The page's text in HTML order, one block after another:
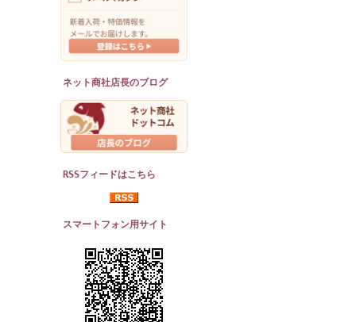
ネット商社店長のブログ
RSSフィードはこちら
スマートフォン用サイト